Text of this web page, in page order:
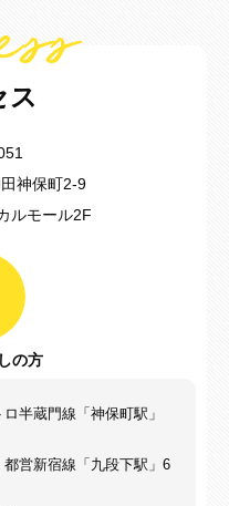
ス
神保町2-9
ルモール2F
の方
半蔵門線「神保町駅」
都営新宿線「九段下駅」6